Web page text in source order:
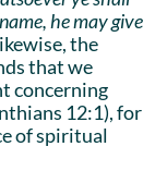
he may give
the
that we
concerning
12:1), for
of spiritual